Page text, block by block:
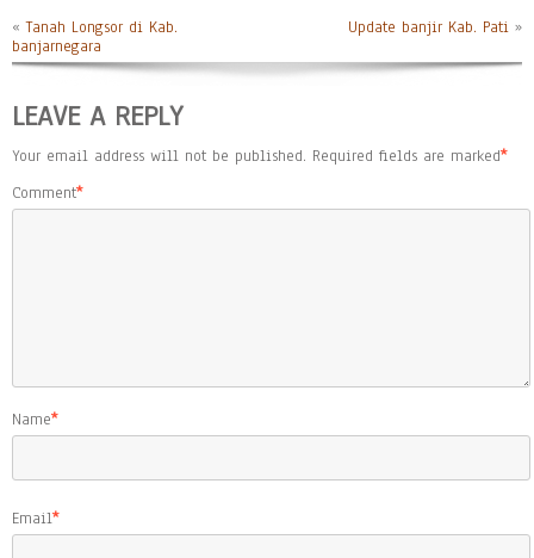
«Tanah Longsor di Kab.
banjarnegara
Update banjir Kab. Pati »
LEAVE A REPLY
Your email address will not be published. Required fields are marked*
Comment*
Name*
Email*